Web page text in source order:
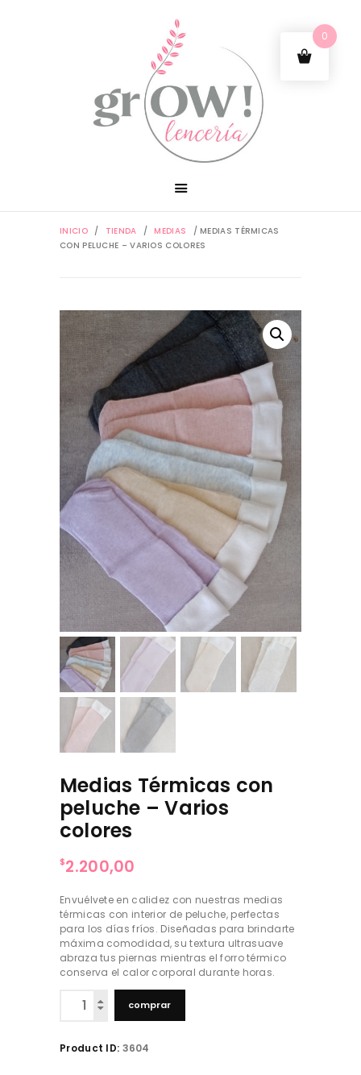
INICIO / TIENDA / MEDIAS
/ MEDIAS TÉRMICAS
CON PELUCHE – VARIOS COLORES
Medias Térmicas con
peluche – Varios
colores
$2.200,00
Envuélvete en calidez con nuestras medias
térmicas con interior de peluche, perfectas
para los días fríos. Diseñadas para brindarte
máxima comodidad, su textura ultrasuave
abraza tus piernas mientras el forro térmico
conserva el calor corporal durante horas.
Térmicas
-
comprar
Product ID: 3604
0